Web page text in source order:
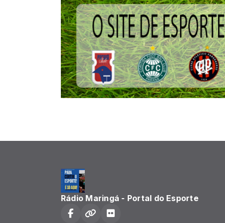
Rádio Maringá - Portal do Esporte